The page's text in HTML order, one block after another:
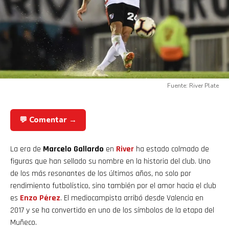
Fuente: River Plate
💬 Comentar →
La era de Marcelo Gallardo en River ha estado colmado de
figuras que han sellado su nombre en la historia del club. Uno
de los más resonantes de los últimos años, no solo por
rendimiento futbolístico, sino también por el amor hacia el club
es Enzo Pérez. El mediocampista arribó desde Valencia en
2017 y se ha convertido en uno de los símbolos de la etapa del
Muñeco.